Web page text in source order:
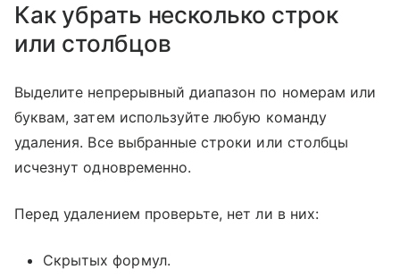
Как убрать несколько строк
или столбцов
Выделите непрерывный диапазон по номерам или
буквам, затем используйте любую команду
удаления. Все выбранные строки или столбцы
исчезнут одновременно.
Перед удалением проверьте, нет ли в них:
Скрытых формул.